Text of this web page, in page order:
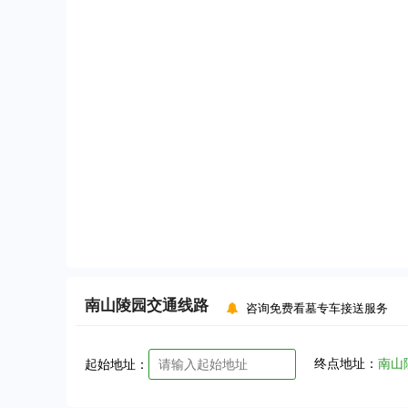
南山陵园交通线路 咨询免费看墓专车接送服务
起始地址： 终点地址： 南山